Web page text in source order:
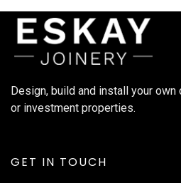
Design, build and install your
or investment properties.
GET IN TOUCH